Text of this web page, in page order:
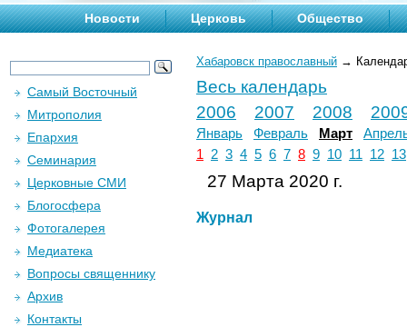
Новости Церковь Общество
Хабаровск православный →
Весь календарь
2006
2007 2008
Январь Февраль Март
1
2 3 4 5 6 7 8 9 10 11 12 13
27 Марта 2020 г.
Журнал
Самый Восточный
Митрополия
Епархия
Семинария
Церковные СМИ
Блогосфера
Фотогалерея
Медиатека
Вопросы священнику
Архив
Контакты